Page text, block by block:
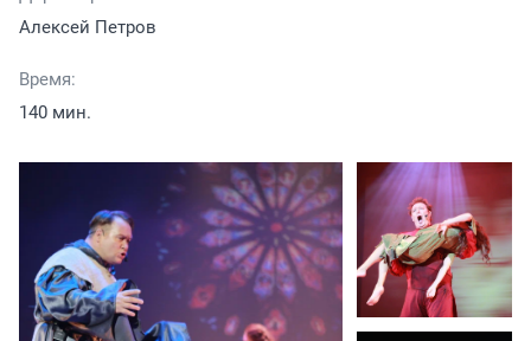
Алексей Петров
Время:
140 мин.